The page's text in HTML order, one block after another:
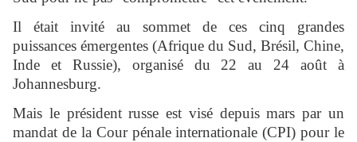
Il était invité au sommet de ces cinq grandes
puissances émergentes (Afrique du Sud, Brésil, Chine,
Inde et Russie), organisé du 22 au 24 août à
Johannesburg.
Mais le président russe est visé depuis mars par un
mandat de la Cour pénale internationale (CPI) pour le